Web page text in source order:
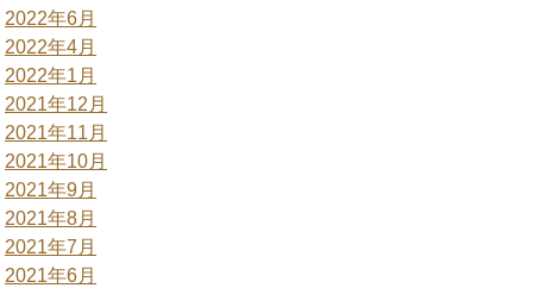
2022年6月
2022年4月
2022年1月
2021年12月
2021年11月
2021年10月
2021年9月
2021年8月
2021年7月
2021年6月